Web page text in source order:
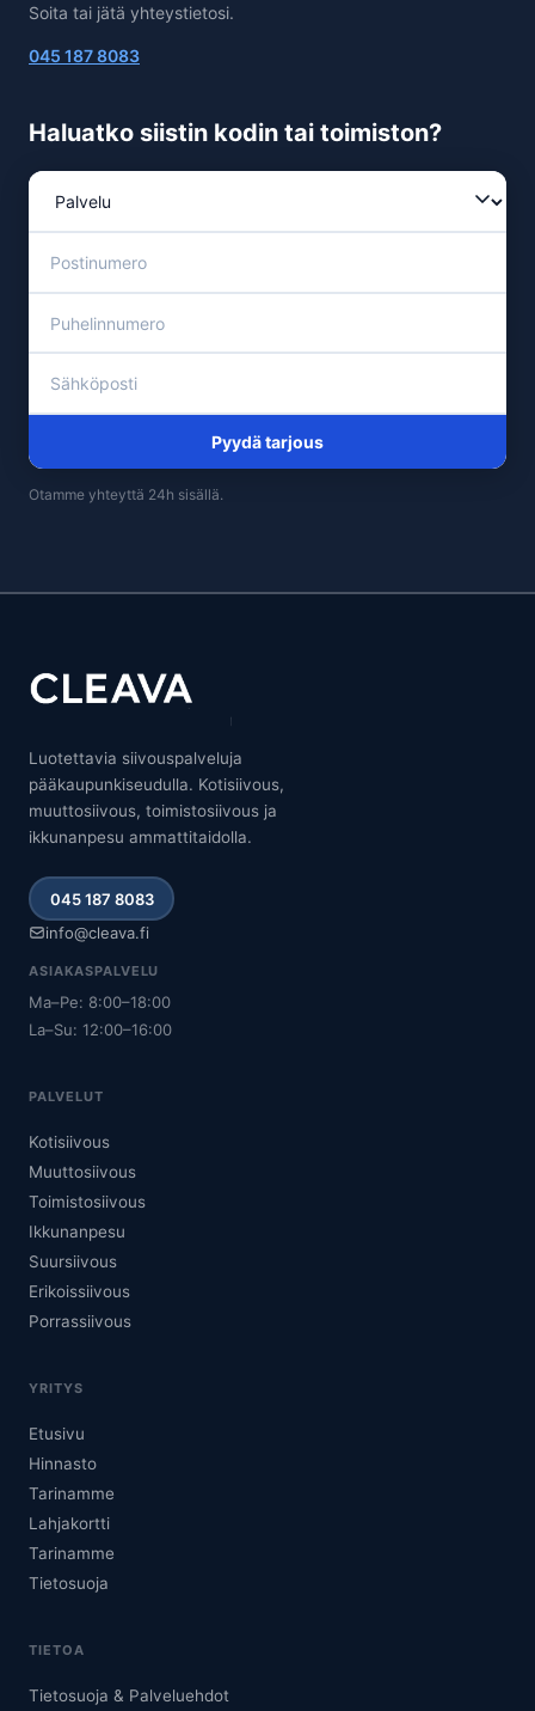
Soita tai jätä yhteystietosi.
045 187 8083
Haluatko siistin kodin tai toimiston?
Pyydä tarjous
Otamme yhteyttä 24h sisällä.
Luotettavia siivouspalveluja
pääkaupunkiseudulla. Kotisiivous,
muuttosiivous, toimistosiivous ja
ikkunanpesu ammattitaidolla.
045 187 8083
info@cleava.fi
ASIAKASPALVELU
Ma–Pe: 8:00–18:00
La–Su: 12:00–16:00
PALVELUT
Kotisiivous
Muuttosiivous
Toimistosiivous
Ikkunanpesu
Suursiivous
Erikoissiivous
Porrassiivous
YRITYS
Etusivu
Hinnasto
Tarinamme
Lahjakortti
Tarinamme
Tietosuoja
TIETOA
Tietosuoja & Palveluehdot